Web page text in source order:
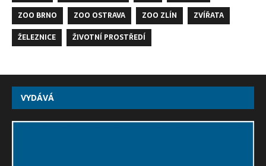
ZOO BRNO
ZOO OSTRAVA ZOO ZLÍN
ZVÍŘATA
ŽELEZNICE
ŽIVOTNÍ PROSTŘEDÍ
VYDÁVÁ